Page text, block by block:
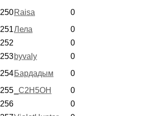
250Raisa
0
251Лела
0
252
0
253byvaly
0
254Бардадым
0
255 _C2H5OH
0
256
0